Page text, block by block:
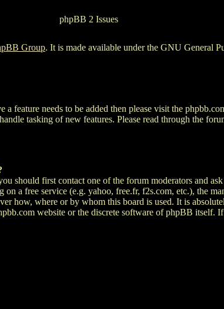
phpBB 2 Issues
Group. It is made available under the GNU General
needs to be added then please visit the
tasking of new features. Please read through the
should first contact one of the forum moderators and
a free service (e.g. yahoo, free.fr, f2s.com, etc.), the
how, where or by whom this board is used. It is
website or the discrete software of phpBB